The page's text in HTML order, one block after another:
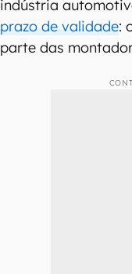
indústria
prazo de validade:
parte das